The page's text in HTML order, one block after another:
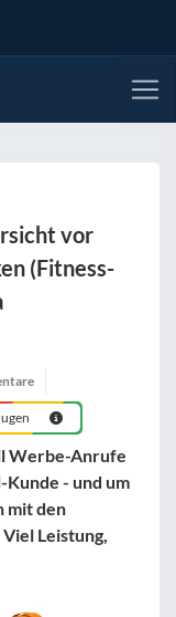
vor
(Fitness-
Werbe-Anrufe
Kunde - und um
mit den
Leistung,